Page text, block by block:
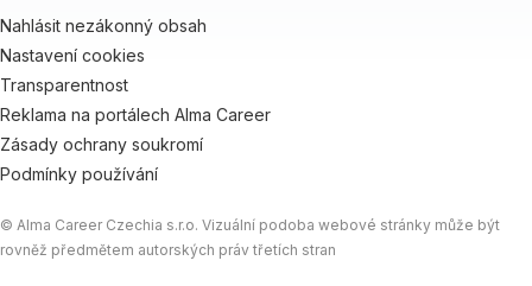
Nahlásit nezákonný obsah
Nastavení cookies
Transparentnost
Reklama na portálech Alma Career
Zásady ochrany soukromí
Podmínky používání
© Alma Career Czechia s.r.o. Vizuální podoba webové stránky může být
rovněž předmětem autorských práv třetích stran